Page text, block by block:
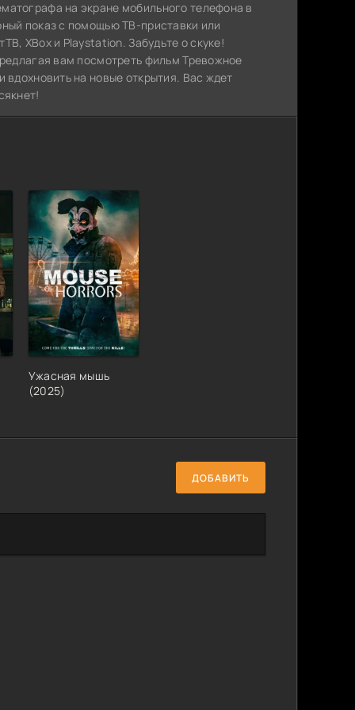
на экране мобильного телефона в
показ с помощью ТВ-приставки или
XBox и Playstation. Забудьте о скуке!
вам посмотреть фильм Тревожное
на новые открытия. Вас ждет
Ужасная мышь
(2025)
ДОБАВИТЬ